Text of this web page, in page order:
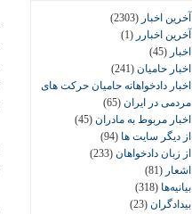
آخرین اخبار (2303)
آخرین اخبارر (1)
اخبار (45)
اخبار حامیان (241)
اخبار دادخواهانه حامیان حرکت های
مردمی در ایران (65)
اخبار مربوط به مادران (45)
از دیگر سایت ها (94)
از زبان دادخواهان (233)
اشعار (81)
بیانیه‌ها (318)
بیدادگران (23)